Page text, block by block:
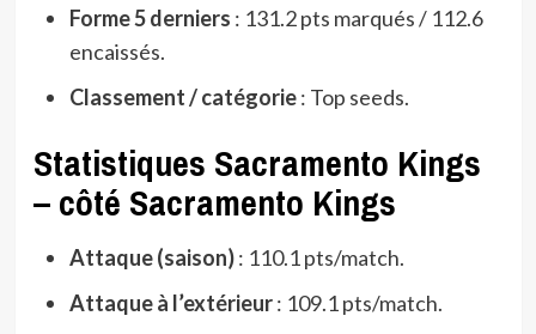
Forme 5 derniers : 131.2 pts marqués / 112.6
encaissés.
Classement / catégorie: Top seeds.
Statistiques Sacramento Kings
– côté Sacramento Kings
Attaque (saison): 110.1 pts/match.
Attaque à l’extérieur: 109.1 pts/match.